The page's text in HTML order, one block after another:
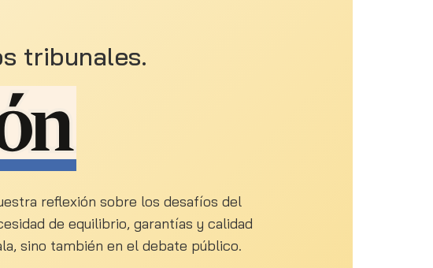
tribunales.
reflexión sobre los desafíos del
de equilibrio, garantías y calidad
sino también en el debate público.